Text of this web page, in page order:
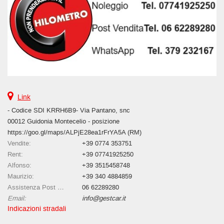
Link
- Codice SDI KRRH6B9- Via Pantano, snc
00012 Guidonia Montecelio - posizione
https://goo.gl/maps/ALPjE28ea1rFrYA5A (RM)
Vendite:
+39 0774 353751
Rent:
+39 07741925250
Alfonso:
+39 3515458748
Maurizio:
+39 340 4884859
Assistenza Post vendita:
06 62289280
Email:
info@gestcar.it
Indicazioni stradali